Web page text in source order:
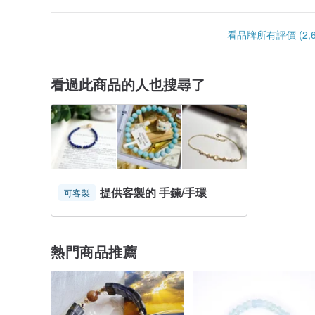
看品牌所有評價
看過此商品的人也搜尋了
可客製 提供客製的 手鍊/手環
熱門商品推薦